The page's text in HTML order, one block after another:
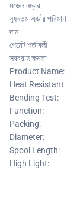
মডেল নম্বর
ন্যূনতম অর্ডার পরিমাণ
দাম
পেমেন্ট শর্তাবলী
সরবরাহ ক্ষমতা
Product Name:
Heat Resistant
Bending Test:
Function:
Packing:
Diameter:
Spool Length:
High Light: